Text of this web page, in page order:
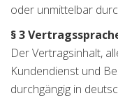
oder unmittelbar
§ 3
Der Vertragsinhalt,
Kundendienst und
durchgängig in